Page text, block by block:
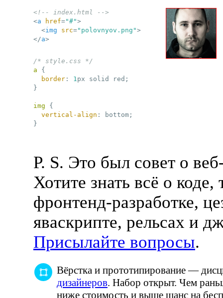
<!-- index.html -->
<a href="#">
<img src="polovnyov.png">
</a>
/* style.css */
a
{
border : 1px solid red ;
}
img
{
vertical-align : bottom ;
}
P. S. Это был совет о
Хотите знать всё о коде,
фронтенд-разработке,
яваскрипте, рельсах и
Присылайте вопросы.
Вёрстка и прототипирование —
дизайнеров. Набор открыт. Чем
ниже стоимость и выше шанс на